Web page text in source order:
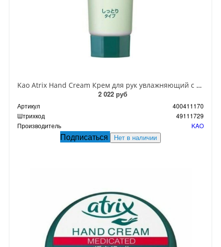
Kao Atrix Hand Cream Крем для рук увлажняющий с экстрактом ромашки и туберозы 50 гр
2 022 руб
Артикул
400411170
Штрихкод
49111729
Производитель
KAO
Подписаться Нет в наличии